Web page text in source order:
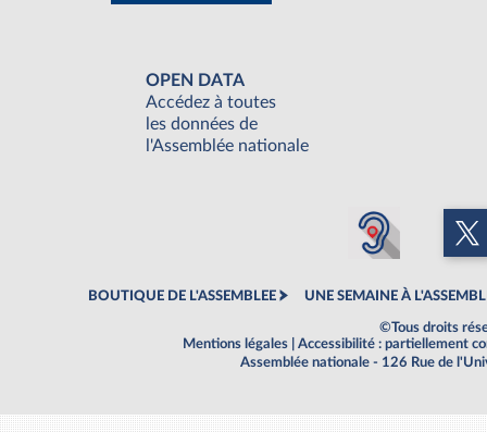
OPEN DATA
Accédez à toutes
les données de
l'Assemblée nationale
BOUTIQUE DE L'ASSEMBLEE UNE SEMAINE À
©Tous droits
Mentions légales
Accessibilité : partiellement
Assemblée nationale - 126 Rue de